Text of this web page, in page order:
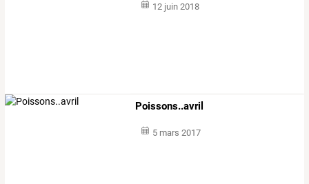
12 juin 2018
Poissons..avril
5 mars 2017